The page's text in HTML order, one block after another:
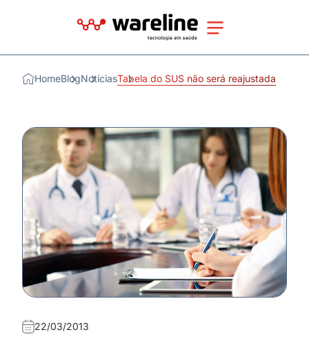
HomeBlogNotíciasTabela do SUS não será reajustada
22/03/2013